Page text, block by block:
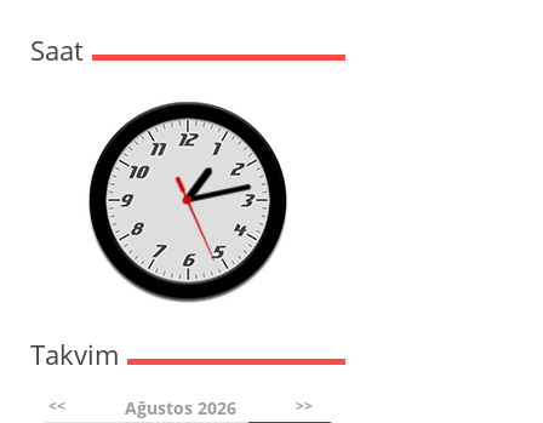
Saat
Takvim
<< Ağustos 2026 >>